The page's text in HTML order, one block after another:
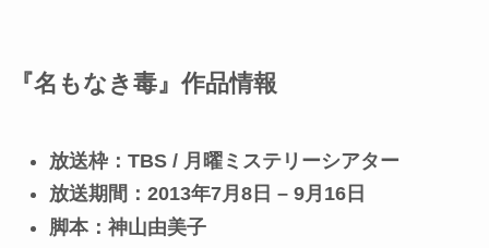
『名もなき毒』作品情報
放送枠：TBS / 月曜ミステリーシアター
放送期間：2013年7月8日 – 9月16日
脚本：神山由美子